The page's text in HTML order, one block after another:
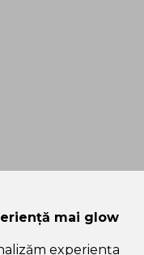
mai glow
experiența